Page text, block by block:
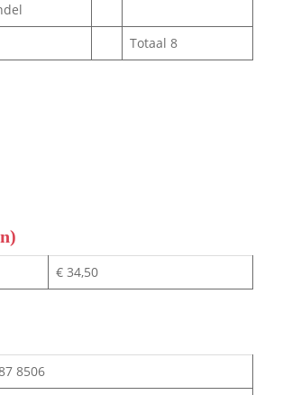
Totaal 8
€ 34,50
8506